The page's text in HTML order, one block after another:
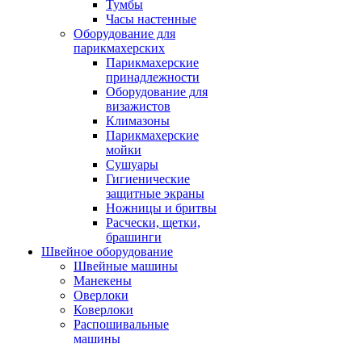
Тумбы
Часы настенные
Оборудование для
парикмахерских
Парикмахерские
принадлежности
Оборудование для
визажистов
Климазоны
Парикмахерские
мойки
Сушуары
Гигиенические
защитные экраны
Ножницы и бритвы
Расчески, щетки,
брашинги
Швейное оборудование
Швейные машины
Манекены
Оверлоки
Коверлоки
Распошивальные
машины